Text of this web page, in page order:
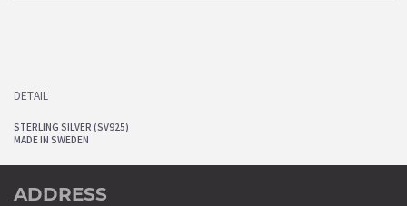
DETAIL
STERLING SILVER (SV925)
MADE IN SWEDEN
ADDRESS